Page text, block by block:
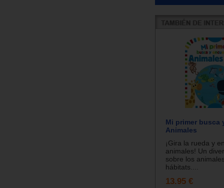
Mi primer busca
Animales
¡Gira la rueda y
animales! Un
sobre los
hábitats....
13.95 €